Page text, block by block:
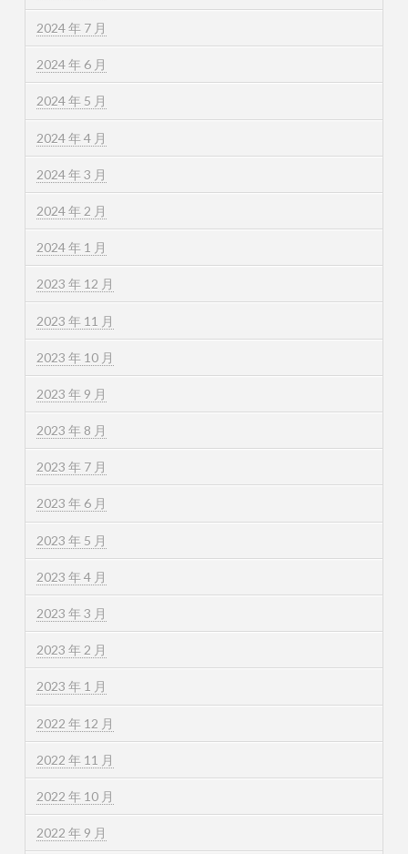
2024 年 7 月
2024 年 6 月
2024 年 5 月
2024 年 4 月
2024 年 3 月
2024 年 2 月
2024 年 1 月
2023 年 12 月
2023 年 11 月
2023 年 10 月
2023 年 9 月
2023 年 8 月
2023 年 7 月
2023 年 6 月
2023 年 5 月
2023 年 4 月
2023 年 3 月
2023 年 2 月
2023 年 1 月
2022 年 12 月
2022 年 11 月
2022 年 10 月
2022 年 9 月